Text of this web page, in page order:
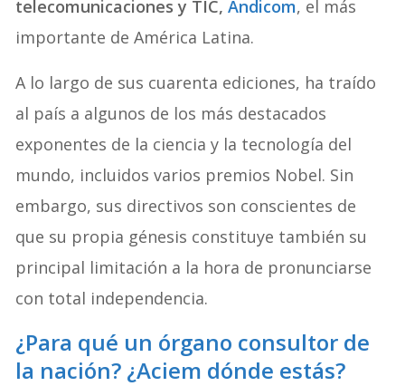
telecomunicaciones y TIC,Andicom, el más
importante de América Latina.
A lo largo de sus cuarenta ediciones, ha traído
al país a algunos de los más destacados
exponentes de la ciencia y la tecnología del
mundo, incluidos varios premios Nobel. Sin
embargo, sus directivos son conscientes de
que su propia génesis constituye también su
principal limitación a la hora de pronunciarse
con total independencia.
¿Para qué un órgano consultor de
la nación? ¿Aciem dónde estás?